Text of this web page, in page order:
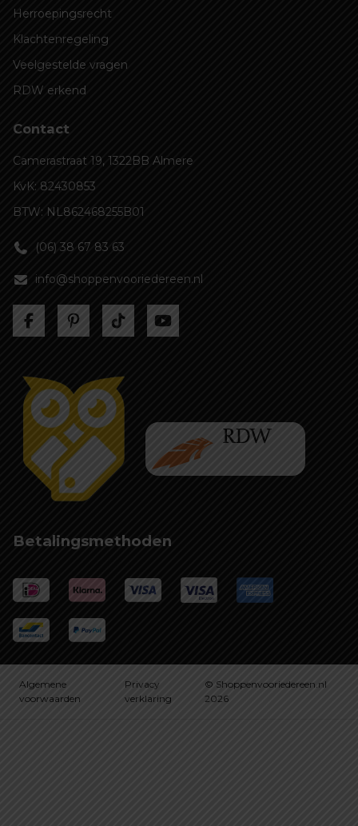
Herroepingsrecht
Klachtenregeling
Veelgestelde vragen
RDW erkend
Contact
Camerastraat 19, 1322BB Almere
KvK: 82430853
BTW: NL862468255B01
(06) 38 67 83 63
info@shoppenvooriedereen.nl
Betalingsmethoden
Algemene
voorwaarden
Privacy
verklaring
© Shoppenvooriedereen.nl
2026